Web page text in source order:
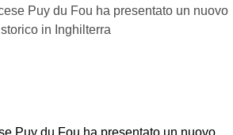
Puy du Fou ha presentato un nuovo